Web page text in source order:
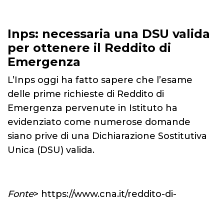
Inps: necessaria una DSU valida
per ottenere il Reddito di
Emergenza
L’Inps oggi ha fatto sapere che l’esame
delle prime richieste di Reddito di
Emergenza pervenute in Istituto ha
evidenziato come numerose domande
siano prive di una Dichiarazione Sostitutiva
Unica (DSU) valida.
Fonte> https://www.cna.it/reddito-di-